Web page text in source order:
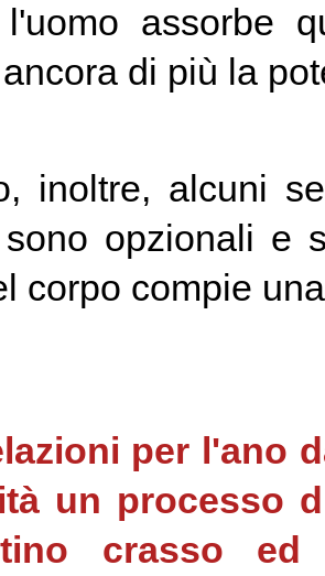
assorbe
di più la
inoltre, alcuni
opzionali e
corpo compie
per l'ano
un processo
crasso